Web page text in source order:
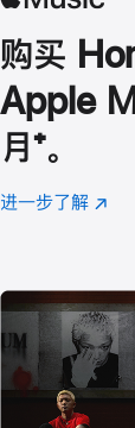
购买
Apple
月 脚
注
⁺。
进一步了解 Apple
(在
口
中
打
开)